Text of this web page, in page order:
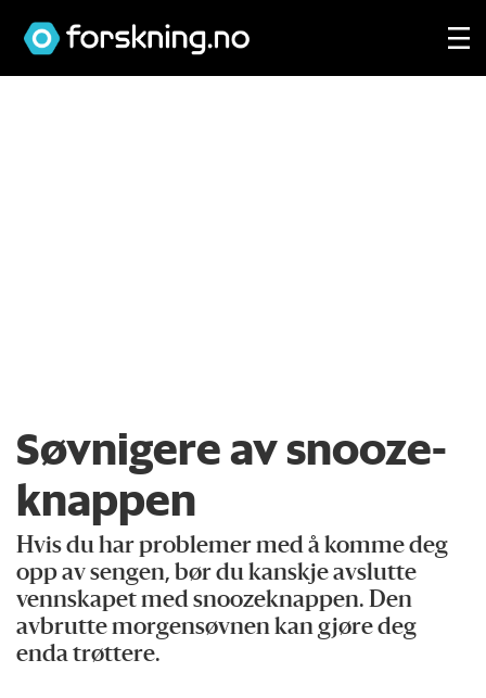
Søvnigere av snooze-
knappen
Hvis du har problemer med å komme deg
opp av sengen, bør du kanskje avslutte
vennskapet med snoozeknappen. Den
avbrutte morgensøvnen kan gjøre deg
enda trøttere.